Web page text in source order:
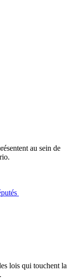
au sein de
lois qui touchent la